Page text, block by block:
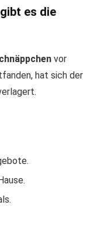
es die
vor
hat sich der